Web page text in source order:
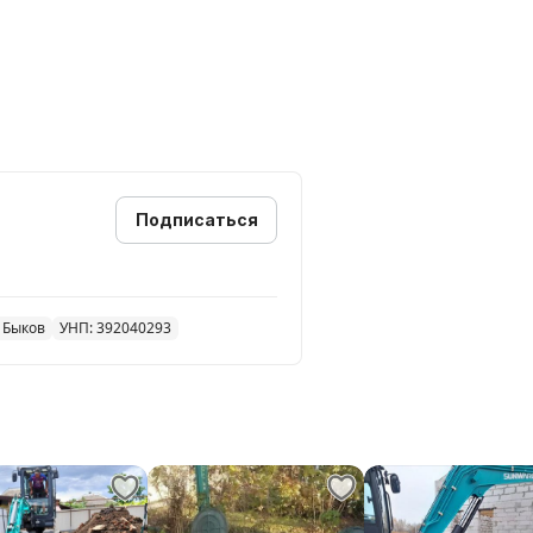
услуги на выбор:
выбрать материал и
местах, где техника просто
Подписаться
УНП: 392040293